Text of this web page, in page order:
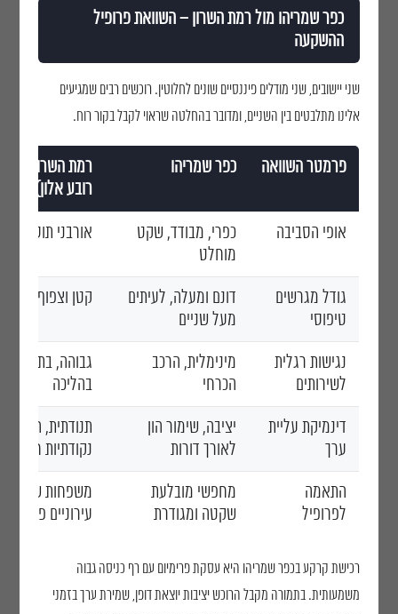
כפר שמריהו מול רמת השרון – השוואת פרופיל
ההשקעה
שני יישובים, שני מודלים פיננסיים שונים לחלוטין. רוכשים רבים שמגיעים
אלינו מתלבטים בין השניים, ומדובר בהחלטה שראוי לקבל בקור רוח.
פרמטר השוואה כפר שמריהו
רמת השרון
רובע אלון)
אופי הסביבה
כפרי, מבודד, שקט
מוחלט
אורבני תוסס,
גודל מגרשים
טיפוסי
דונם ומעלה, לעיתים
מעל שניים
קטן וצפוף
נגישות רגלית
לשירותים
מינימלית, הרכב
הכרחי
גבוהה, בתי קפה
בהליכה
דינמיקת עליית
ערך
יציבה, שימור הון
לאורך דורות
תנודתית,
נקודתיות חדות
התאמה
לפרופיל
מחפשי מובלעת
שקטה ומגודרת
משפחות שרוצות
עירוניים פעילים
רכישת קרקע בכפר שמריהו היא עסקת פרימיום עם רף כניסה גבוה
משמעותית. בתמורה מקבל הרוכש יציבות יוצאת דופן, שמירת ערך בזמני